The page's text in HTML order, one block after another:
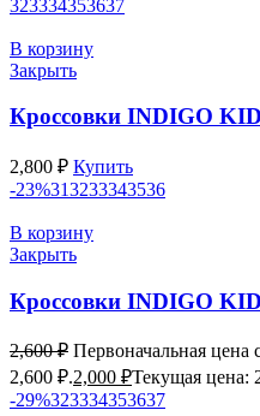
323334353637
В корзину
Закрыть
Кроссовки INDIGO
2,800 ₽ Купить
-23%313233343536
В корзину
Закрыть
Кроссовки INDIGO
2,600₽ Первоначальная цена
2,600 ₽.2,000 ₽Текущая цена:
-29%323334353637